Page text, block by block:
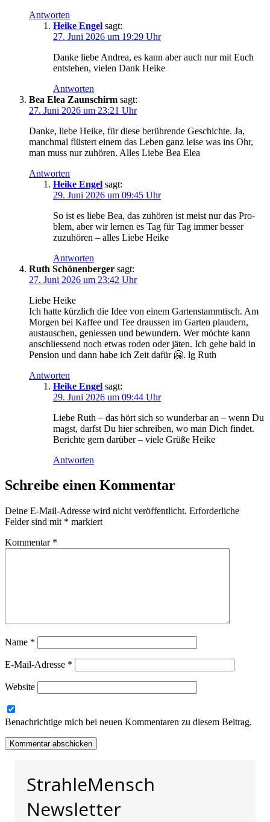
Antworten
Heike Engel sagt:
27. Juni 2026 um 19:29 Uhr
Dan­ke lie­be Andrea, es kann aber auch nur mit Euch
ent­ste­hen, vie­len Dank Heike
Antworten
Bea Elea Zaunschirm sagt:
27. Juni 2026 um 23:21 Uhr
Dan­ke, lie­be Hei­ke, für die­se berüh­ren­de Geschich­te. Ja,
manch­mal flüs­tert einem das Leben ganz lei­se was ins Ohr,
man muss nur zuhö­ren. Alles Lie­be Bea Elea
Antworten
Heike Engel sagt:
29. Juni 2026 um 09:45 Uhr
So ist es lie­be Bea, das zuhö­ren ist meist nur das Pro­
blem, aber wir ler­nen es Tag für Tag immer bes­ser
zuzu­hö­ren – alles Lie­be Heike
Antworten
Ruth Schönenberger sagt:
27. Juni 2026 um 23:42 Uhr
Lie­be Heike
Ich hat­te kürz­lich die Idee von einem Gar­ten­stamm­tisch. Am
Mor­gen bei Kaf­fee und Tee draus­sen im Gar­ten plau­dern,
aus­tau­schen, genies­sen und bewun­dern. Wer möch­te kann
anschlies­send noch etwas roden oder jäten. Ich gehe bald in
Pen­si­on und dann habe ich Zeit dafür 🤗. lg Ruth
Antworten
Heike Engel sagt:
29. Juni 2026 um 09:44 Uhr
Lie­be Ruth – das hört sich so wun­der­bar an – wenn Du
magst, darfst Du hier schrei­ben, wo man Dich fin­det.
Berich­te gern dar­über – vie­le Grü­ße Heike
Antworten
Schreibe einen Kommentar
Deine E-Mail-Adresse wird nicht veröffentlicht. Erforderliche
Felder sind mit * markiert
Kommentar *
Name *
E-Mail-Adresse *
Website
Benachrichtige mich bei neuen Kommentaren zu diesem Beitrag.
StrahleMensch
Newsletter